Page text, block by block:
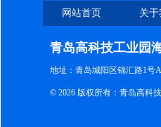
网站首页 关
青岛高科技工业园
地址：青岛城阳区锦汇路1号
© 2026 版权所有：青岛高科